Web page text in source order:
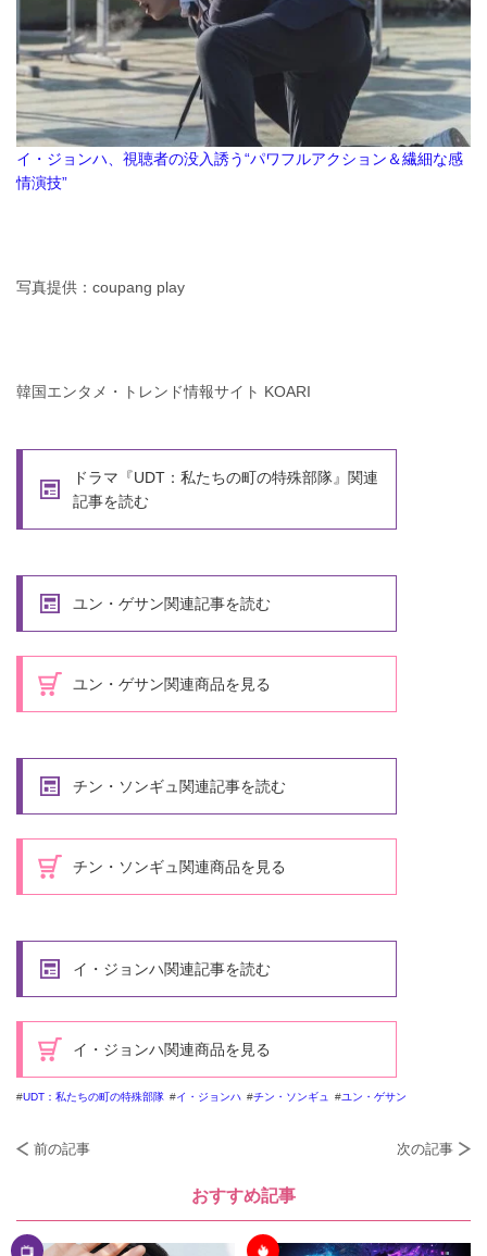
イ・ジョンハ、視聴者の没入誘う“パワフルアクション＆繊細な感
情演技”
写真提供：coupang play
韓国エンタメ・トレンド情報サイト KOARI
ドラマ『UDT：私たちの町の特殊部隊』関連
記事を読む
ユン・ゲサン関連記事を読む
ユン・ゲサン関連商品を見る
チン・ソンギュ関連記事を読む
チン・ソンギュ関連商品を見る
イ・ジョンハ関連記事を読む
イ・ジョンハ関連商品を見る
UDT：私たちの町の特殊部隊 イ・ジョンハ チン・ソンギュ ユン・ゲサン
前の記事 次の記事
おすすめ記事